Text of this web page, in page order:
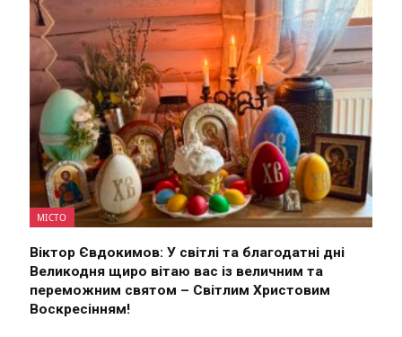
МІСТО
Віктор Євдокимов: У світлі та благодатні дні
Великодня щиро вітаю вас із величним та
переможним святом – Світлим Христовим
Воскресінням!